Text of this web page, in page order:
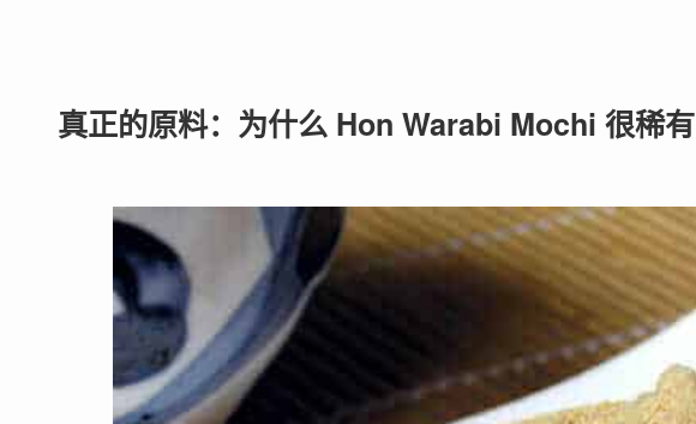
真正的原料：为什么 Hon Warabi Mochi 很稀有